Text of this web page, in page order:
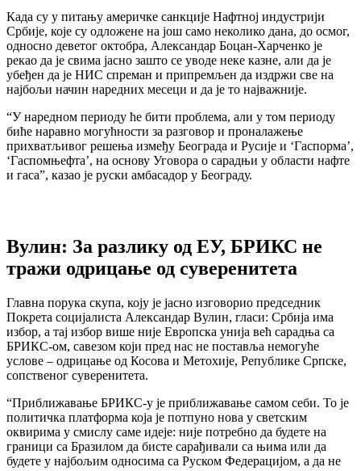
Када су у питању америчке санкције Нафтној индустрији
Србије, које су одложене на још само неколико дана, до осмог,
односно деветог октобра, Александар Боцан-Харченко је
рекао да је свима јасно зашто се уводе неке казне, али да је
убеђен да је НИС спреман и припремљен да издржи све на
најбољи начин наредних месеци и да је то најважније.
“У наредном периоду ће бити проблема, али у том периоду
биће наравно могућности за разговор и проналажење
прихватљивог решења између Београда и Русије и ‘Гаспорма’,
‘Гаспомњефта’, на основу Уговора о сарадњи у области нафте
и гаса”, казао је руски амбасадор у Београду.
Вулин: За разлику од ЕУ, БРИКС не
тражи одрицање од суверенитета
Главна порука скупа, коју је јасно изговорио председник
Покрета социјалиста Александар Вулин, гласи: Србија има
избор, а тај избор више није Европска унија већ сарадња са
БРИКС-ом, савезом који пред нас не поставља немогуће
услове – одрицање од Косова и Метохије, Републике Српске,
сопственог суверенитета.
“Приближавање БРИКС-у је приближавање самом себи. То је
политичка платформа која је потпуно нова у светским
оквирима у смислу саме идеје: није потребно да будете на
граници са Бразилом да бисте сарађивали са њима или да
будете у најбољим односима са Руском Федерацијом, а да не